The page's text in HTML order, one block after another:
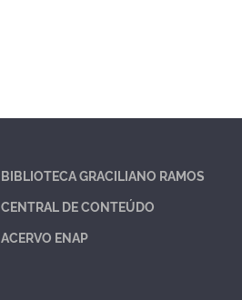
BIBLIOTECA GRACILIANO RAMOS
CENTRAL DE CONTEÚDO
ACERVO ENAP